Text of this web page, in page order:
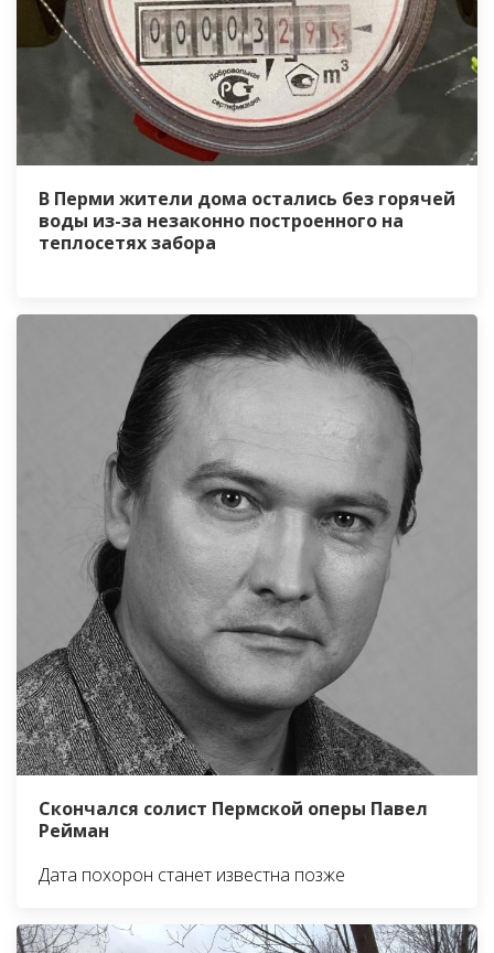
В Перми жители дома остались без горячей
воды из-за незаконно построенного на
теплосетях забора
Скончался солист Пермской оперы Павел
Рейман
Дата похорон станет известна позже